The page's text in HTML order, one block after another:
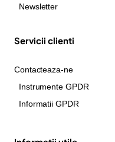
Newsletter
Servicii clienti
Contacteaza-ne
Instrumente GPDR
Informatii GPDR